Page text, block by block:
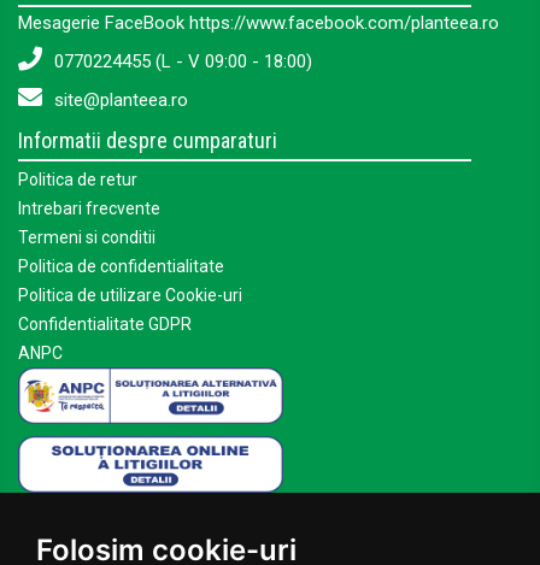
Folosim cookie-uri
Mesagerie FaceBook https://www.facebook.com/planteea.ro
0770224455 (L - V 09:00 - 18:00)
site@planteea.ro
Informatii despre cumparaturi
Politica de retur
Intrebari frecvente
Termeni si conditii
Politica de confidentialitate
Politica de utilizare Cookie-uri
Confidentialitate GDPR
ANPC
Acasa